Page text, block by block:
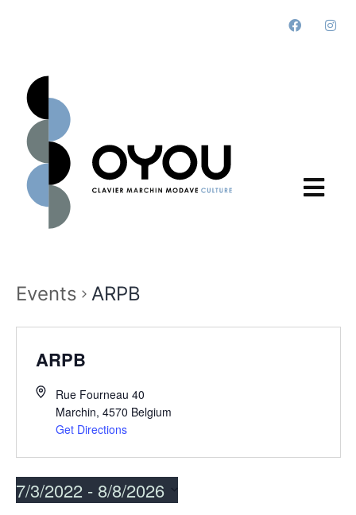
Events ARPB
ARPB
Rue Fourneau 40
Marchin, 4570 Belgium
Get Directions
7/3/2022 - 8/8/2026